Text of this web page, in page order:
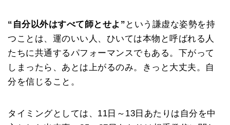
“自分以外はすべて師とせよ” という謙虚な姿勢を持
つことは、運のいい人、ひいては本物と呼ばれる人
たちに共通するパフォーマンスでもある。下がって
しまったら、あとは上がるのみ。きっと大丈夫。自
分を信じること。
タイミングとしては、11日～13日あたりは自分を中